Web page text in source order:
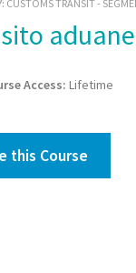
CUSTOMS TRANSIT -
Access: Lifetime
this Course